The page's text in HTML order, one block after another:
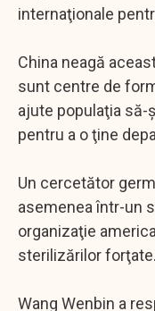
internaţionale
China neagă
sunt centre de
ajute populaţia să-
pentru a o ţine
Un cercetător
asemenea într-un
organizaţie
sterilizărilor forţate.
Wang Wenbin a